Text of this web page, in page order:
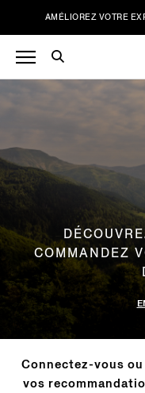
AMÉLIOREZ VOTRE
COMMANDEZ
Connectez-vous
vos